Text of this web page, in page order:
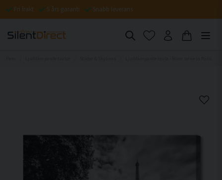
Fri frakt 5 års garanti Snabb leverans